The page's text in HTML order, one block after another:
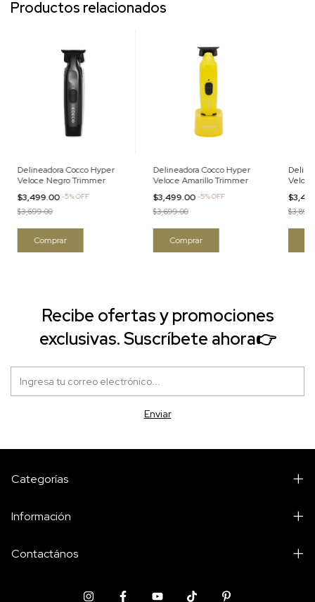
Productos relacionados
Delineadora Cocco Hyper
Veloce Negro Trimmer
$3,499.00 -5%OFF
$3,699.00
Delineadora Cocco Hyper
Veloce Amarillo Trimmer
$3,499.00 -5%OFF
$3,699.00
Recibe ofertas y promociones
exclusivas. Suscríbete ahora👉
Categorías
Información
Contactános